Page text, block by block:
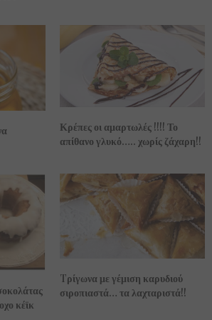
Κρέπες οι αμαρτωλές !!!! Το
απίθανο γλυκό….. χωρίς ζάχαρη!!
κέϊκ
Tρίγωνα με γέμιση καρυδιού
σιροπιαστά… τα λαχταριστά!!